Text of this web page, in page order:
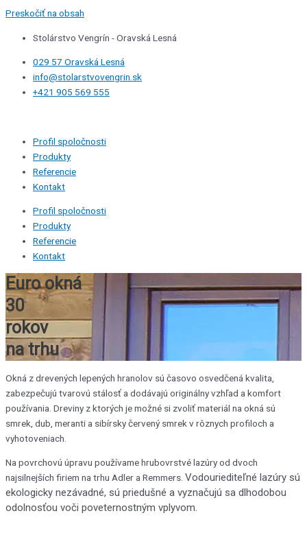
Preskočiť na obsah
Stolárstvo Vengrín - Oravská Lesná
029 57 Oravská Lesná
info@stolarstvovengrin.sk
+421 905 569 555
Profil spoločnosti
Produkty
Referencie
Kontakt
Profil spoločnosti
Produkty
Referencie
Kontakt
Euro okná
30
rokov
na trhu
Okná z drevených lepených hranolov sú časovo osvedčená kvalita,
zabezpečujú tvarovú stálosť a dodávajú originálny vzhľad a komfort
používania. Dreviny z ktorých je možné si zvoliť materiál na okná sú
smrek, dub, meranti a sibírsky červený smrek v rôznych profiloch a
vyhotoveniach.
Na povrchovú úpravu používame hrubovrstvé lazúry od dvoch
najsilnejších firiem na trhu Adler a Remmers. Vodouriediteľné lazúry sú
ekologicky nezávadné, sú priedušné a vyznačujú sa dlhodobou
odolnosťou voči poveternostným vplyvom.